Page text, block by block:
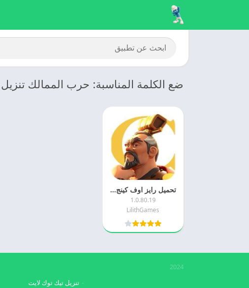
ضع الكلمة المناسبة: حرب الممالك تنزيل
تحميل رايز اوف كينج دوم 2025 Rise of Kingdoms مهكره مجانا
1.0.80.19
LilithGames
2024
تنزيل تيك توك لايت